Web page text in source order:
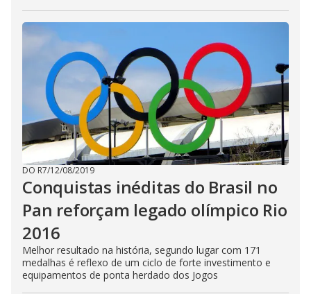
DO R7/12/08/2019
Conquistas inéditas do Brasil no
Pan reforçam legado olímpico Rio
2016
Melhor resultado na história, segundo lugar com 171
medalhas é reflexo de um ciclo de forte investimento e
equipamentos de ponta herdado dos Jogos